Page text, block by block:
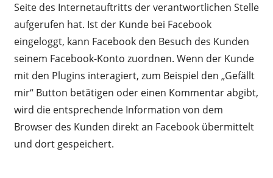
Seite des Internetauftritts der verantwortlichen Stelle
aufgerufen hat. Ist der Kunde bei Facebook
eingeloggt, kann Facebook den Besuch des Kunden
seinem Facebook-Konto zuordnen. Wenn der Kunde
mit den Plugins interagiert, zum Beispiel den „Gefällt
mir“ Button betätigen oder einen Kommentar abgibt,
wird die entsprechende Information von dem
Browser des Kunden direkt an Facebook übermittelt
und dort gespeichert.